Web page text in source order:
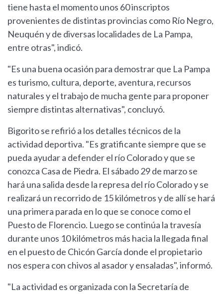
tiene hasta el momento unos 60 inscriptos
provenientes de distintas provincias como Río Negro,
Neuquén y de diversas localidades de La Pampa,
entre otras", indicó.
"Es una buena ocasión para demostrar que La Pampa
es turismo, cultura, deporte, aventura, recursos
naturales y el trabajo de mucha gente para proponer
siempre distintas alternativas", concluyó.
Bigorito se refirió a los detalles técnicos de la
actividad deportiva. "Es gratificante siempre que se
pueda ayudar a defender el río Colorado y que se
conozca Casa de Piedra. El sábado 29 de marzo se
hará una salida desde la represa del río Colorado y se
realizará un recorrido de 15 kilómetros y de allí se hará
una primera parada en lo que se conoce como el
Puesto de Florencio. Luego se continúa la travesía
durante unos 10 kilómetros más hacia la llegada final
en el puesto de Chicón García donde el propietario
nos espera con chivos al asador y ensaladas", informó.
"La actividad es organizada con la Secretaría de